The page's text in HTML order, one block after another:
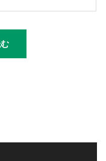
む